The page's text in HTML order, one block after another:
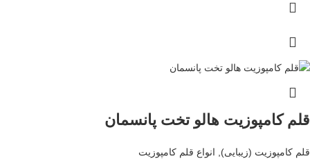
قلم کامپوزیت هالو تخت پانسمان
قلم کامپوزیت (زیبایی), انواع قلم کامپوزیت